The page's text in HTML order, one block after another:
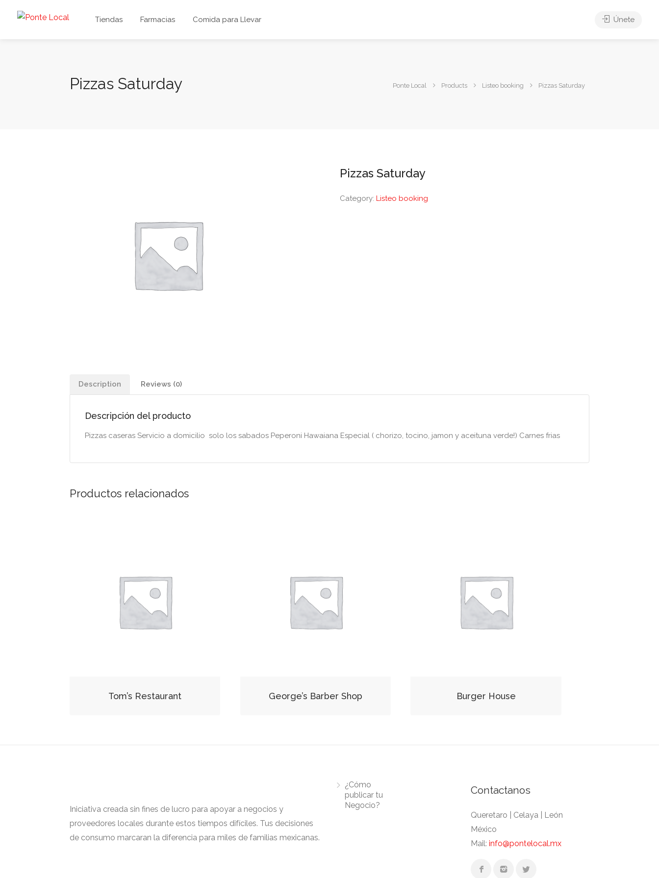
Tiendas Farmacias Comida para Llevar Únete
Pizzas Saturday Ponte Local Products Listeo booking Pizzas Saturday
Pizzas Saturday
Category:Listeo booking
Description Reviews (0)
Descripción del producto
Pizzas caseras Servicio a domicilio solo los sabados Peperoni Hawaiana Especial ( chorizo, tocino, jamon y aceituna verde!) Carnes frias
Productos relacionados
Tom’s Restaurant George’s Barber Shop Burger House
Iniciativa creada sin fines de lucro para apoyar a negocios y
proveedores locales durante estos tiempos difíciles. Tus decisiones
de consumo marcaran la diferencia para miles de familias mexicanas.
¿Cómo
publicar tu
Negocio?
Contactanos
Queretaro | Celaya | León
México
Mail: info@pontelocal.mx